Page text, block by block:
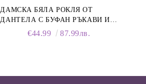
ДАМСКА БЯЛА РОКЛЯ ОТ
ДАНТЕЛА С БУФАН РЪКАВИ И
€44.99 87.99лв.